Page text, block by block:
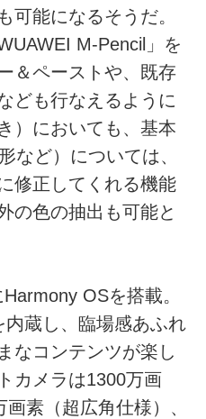
可能になるそうだ。
M-Pencil」を
＆ペーストや、既存
ども行なえるように
）においても、基本
など）については、
修正してくれる機能
の色の抽出も可能と
OSを搭載。
蔵し、臨場感あふれ
なコンテンツが楽し
カメラは1300万画
素（超広角仕様）、